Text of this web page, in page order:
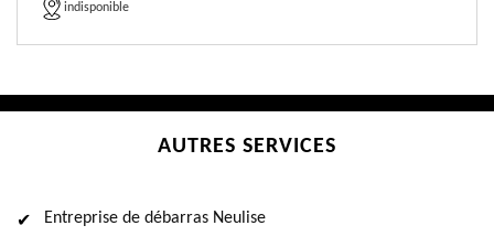
indisponible
AUTRES SERVICES
Entreprise de débarras Neulise